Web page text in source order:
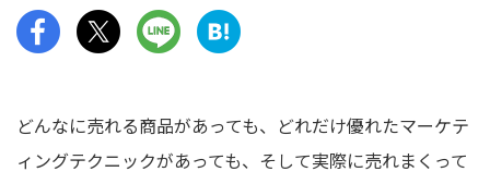
どんなに売れる商品があっても、どれだけ優れたマーケテ
ィングテクニックがあっても、そして実際に売れまくって